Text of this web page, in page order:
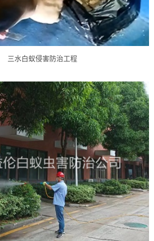
三水白蚁侵害防治工程